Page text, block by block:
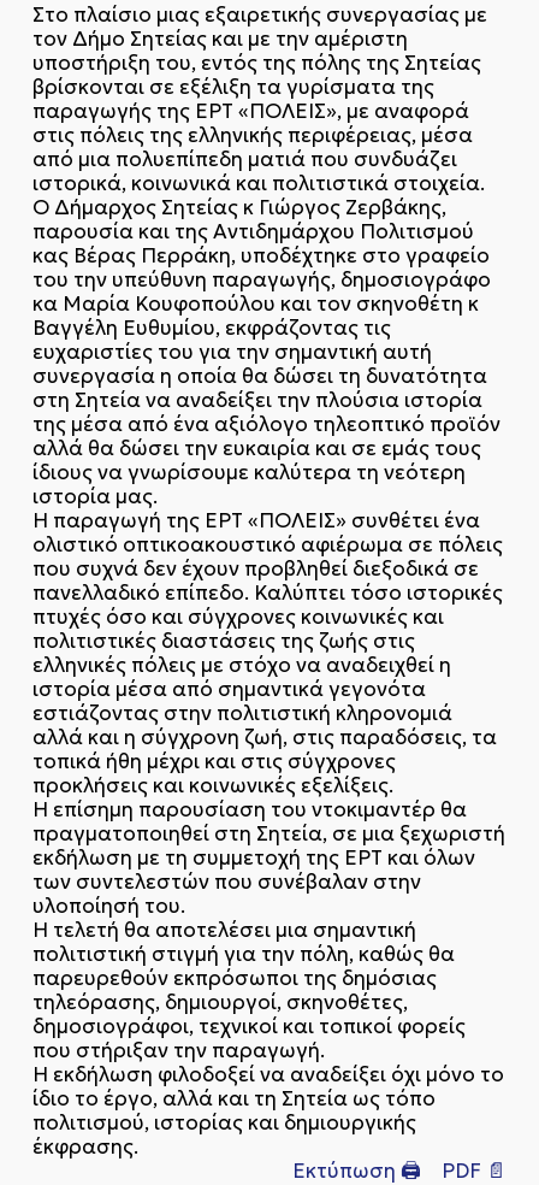
Στο πλαίσιο μιας εξαιρετικής συνεργασίας με
τον Δήμο Σητείας και με την αμέριστη
υποστήριξη του, εντός της πόλης της Σητείας
βρίσκονται σε εξέλιξη τα γυρίσματα της
παραγωγής της ΕΡΤ «ΠΟΛΕΙΣ», με αναφορά
στις πόλεις της ελληνικής περιφέρειας, μέσα
από μια πολυεπίπεδη ματιά που συνδυάζει
ιστορικά, κοινωνικά και πολιτιστικά στοιχεία.
Ο Δήμαρχος Σητείας κ Γιώργος Ζερβάκης,
παρουσία και της Αντιδημάρχου Πολιτισμού
κας Βέρας Περράκη, υποδέχτηκε στο γραφείο
του την υπεύθυνη παραγωγής, δημοσιογράφο
κα Μαρία Κουφοπούλου και τον σκηνοθέτη κ
Βαγγέλη Ευθυμίου, εκφράζοντας τις
ευχαριστίες του για την σημαντική αυτή
συνεργασία η οποία θα δώσει τη δυνατότητα
στη Σητεία να αναδείξει την πλούσια ιστορία
της μέσα από ένα αξιόλογο τηλεοπτικό προϊόν
αλλά θα δώσει την ευκαιρία και σε εμάς τους
ίδιους να γνωρίσουμε καλύτερα τη νεότερη
ιστορία μας.
Η παραγωγή της ΕΡΤ «ΠΟΛΕΙΣ» συνθέτει ένα
ολιστικό οπτικοακουστικό αφιέρωμα σε πόλεις
που συχνά δεν έχουν προβληθεί διεξοδικά σε
πανελλαδικό επίπεδο. Καλύπτει τόσο ιστορικές
πτυχές όσο και σύγχρονες κοινωνικές και
πολιτιστικές διαστάσεις της ζωής στις
ελληνικές πόλεις με στόχο να αναδειχθεί η
ιστορία μέσα από σημαντικά γεγονότα
εστιάζοντας στην πολιτιστική κληρονομιά
αλλά και η σύγχρονη ζωή, στις παραδόσεις, τα
τοπικά ήθη μέχρι και στις σύγχρονες
προκλήσεις και κοινωνικές εξελίξεις.
Η επίσημη παρουσίαση του ντοκιμαντέρ θα
πραγματοποιηθεί στη Σητεία, σε μια ξεχωριστή
εκδήλωση με τη συμμετοχή της ΕΡΤ και όλων
των συντελεστών που συνέβαλαν στην
υλοποίησή του.
Η τελετή θα αποτελέσει μια σημαντική
πολιτιστική στιγμή για την πόλη, καθώς θα
παρευρεθούν εκπρόσωποι της δημόσιας
τηλεόρασης, δημιουργοί, σκηνοθέτες,
δημοσιογράφοι, τεχνικοί και τοπικοί φορείς
που στήριξαν την παραγωγή.
Η εκδήλωση φιλοδοξεί να αναδείξει όχι μόνο το
ίδιο το έργο, αλλά και τη Σητεία ως τόπο
πολιτισμού, ιστορίας και δημιουργικής
έκφρασης.
Εκτύπωση 🖨
PDF 📄